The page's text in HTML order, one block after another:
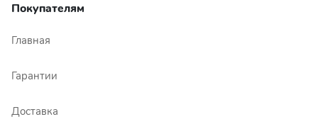
Покупателям
Главная
Гарантии
Доставка